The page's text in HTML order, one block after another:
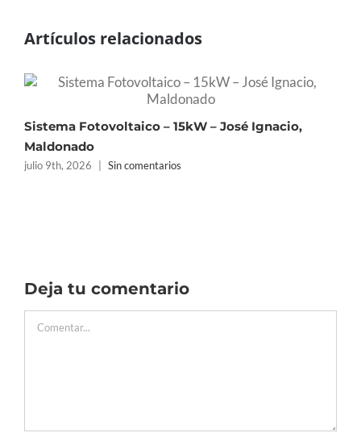
Artículos relacionados
Sistema Fotovoltaico – 15kW – José Ignacio,
Maldonado
julio 9th, 2026 Sin comentarios
Deja tu comentario
Comentar